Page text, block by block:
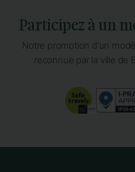
Participez à un
Notre promotion d'un
reconnue par la ville de